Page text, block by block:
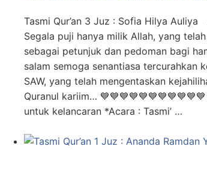
Tasmi Qur’an 3 Juz : Sofia Hilya Auliya
Segala puji hanya milik Allah, yang telah
sebagai petunjuk dan pedoman bagi
salam semoga senantiasa tercurahkan
SAW, yang telah mengentaskan
Quranul kariim…
untuk kelancaran *Acara : Tasmi’ …